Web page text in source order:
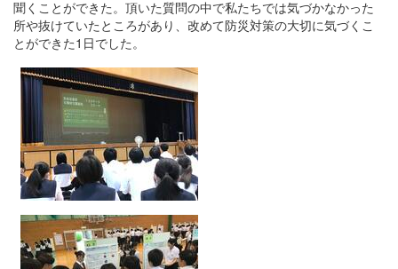
聞くことができた。頂いた質問の中で私たちでは気づかなかった
所や抜けていたところがあり、改めて防災対策の大切に気づくこ
とができた1日でした。